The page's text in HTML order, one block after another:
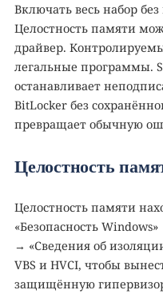
Включать весь набор
Целостность памяти
драйвер.
легальные программы.
останавливает
BitLocker без
превращает обычную
Целостность
Целостность памяти
«Безопасность
→ «Сведения об
VBS и HVCI, чтобы
защищённую